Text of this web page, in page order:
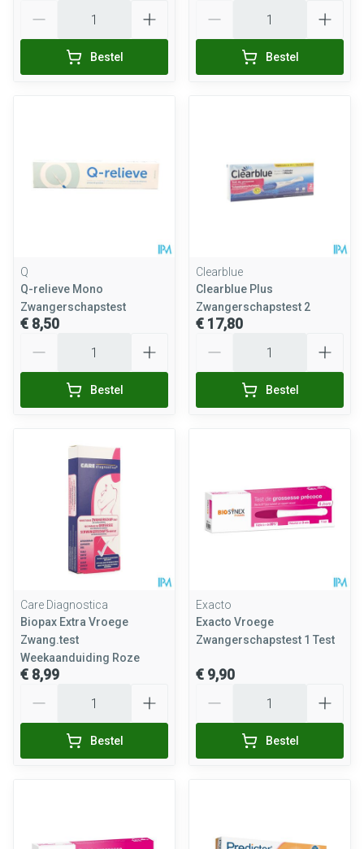
Bestel Bestel
Q
Q-relieve Mono
Zwangerschapstest
€ 8,50
Bestel
Clearblue
Clearblue Plus
Zwangerschapstest 2
€ 17,80
Bestel
Care Diagnostica
Biopax Extra Vroege
Zwang.test
Weekaanduiding Roze
€ 8,99
Bestel
Exacto
Exacto Vroege
Zwangerschapstest 1 Test
€ 9,90
Bestel